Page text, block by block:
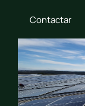
Contactar